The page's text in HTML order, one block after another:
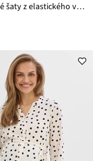
Džersejové šaty z elastického viskózového mixu